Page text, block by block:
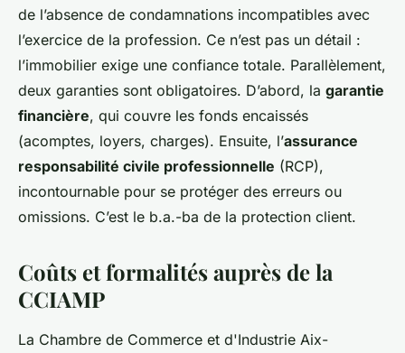
de l’absence de condamnations incompatibles avec
l’exercice de la profession. Ce n’est pas un détail :
l’immobilier exige une confiance totale. Parallèlement,
deux garanties sont obligatoires. D’abord, la garantie
financière, qui couvre les fonds encaissés
(acomptes, loyers, charges). Ensuite, l’assurance
responsabilité civile professionnelle (RCP),
incontournable pour se protéger des erreurs ou
omissions. C’est le b.a.-ba de la protection client.
Coûts et formalités auprès de la
CCIAMP
La Chambre de Commerce et d'Industrie Aix-